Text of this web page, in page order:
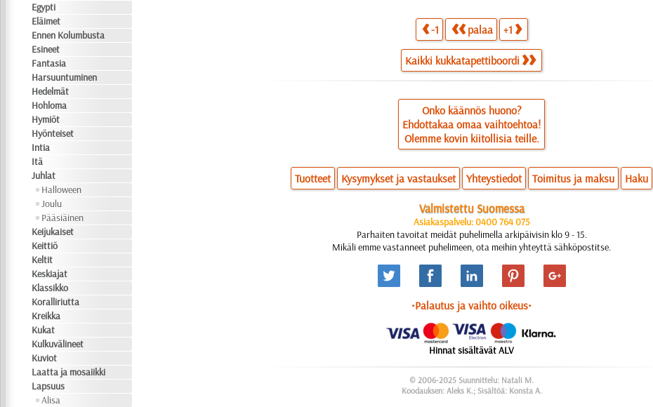
Egypti
Eläimet
Ennen Kolumbusta
Esineet
Fantasia
Harsuuntuminen
Hedelmät
Hohloma
Hymiöt
Hyönteiset
Intia
Itä
Juhlat
Halloween
Joulu
Pääsiäinen
Keijukaiset
Keittiö
Keltit
Keskiajat
Klassikko
Koralliriutta
Kreikka
Kukat
Kulkuvälineet
Kuviot
Laatta ja mosaiikki
Lapsuus
Alisa
-1 palaa +1
Kaikki kukkatapettiboordi
Onko käännös huono?
Ehdottakaa omaa vaihtoehtoa!
Olemme kovin kiitollisia teille.
Tuotteet Kysymykset ja vastaukset Yhteystiedot Toimitus ja maksu Haku
Valmistettu Suomessa
Asiakaspalvelu: 0400 764 075
Parhaiten tavoitat meidät puhelimella arkipäivisin klo 9 - 15.
Mikäli emme vastanneet puhelimeen, ota meihin yhteyttä sähköpostitse.
•Palautus ja vaihto oikeus•
Hinnat sisältävät ALV
© 2006-2025 Suunnittelu: Natali M.
Koodauksen: Aleks K.; Sisältöä: Konsta A.